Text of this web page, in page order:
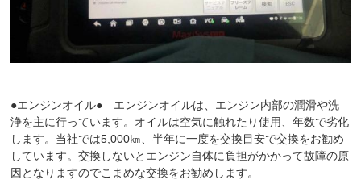
●エンジンオイル● エンジンオイルは、エンジン内部の潤滑や洗
浄を主に行っています。オイルは空気に触れたり使用、年数で劣化
します。当社では5,000㎞、半年に一度を交換目安で交換をお勧め
しています。交換しないとエンジン自体に負担がかかって故障の原
因となりますのでこまめな交換をお勧めします。